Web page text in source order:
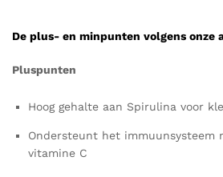
De plus- en minpunten volgens onze
Pluspunten
Hoog gehalte aan Spirulina voor
Ondersteunt het immuunsysteem
vitamine C